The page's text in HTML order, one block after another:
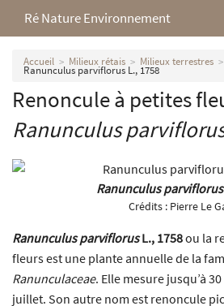
Ré Nature Environnement
L’association
Milieux rétais
Nos parutions
Accueil Milieux rétais Milieux terrestres
Ranunculus parviflorus L., 1758
Renoncule à petites
Ranunculus
Ranunculus parviflorus
Crédits : Pierre Le
Ranunculus parviflorusL., 1758ou la
fleurs est une plante annuelle de la
Ranunculaceae. Elle mesure jusqu’à
juillet. Son autre nom est renoncule